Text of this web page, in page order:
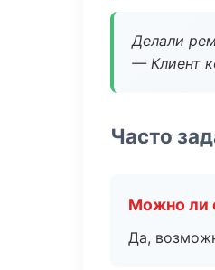
Делали
— Клиент
Часто
Можно ли
Да,